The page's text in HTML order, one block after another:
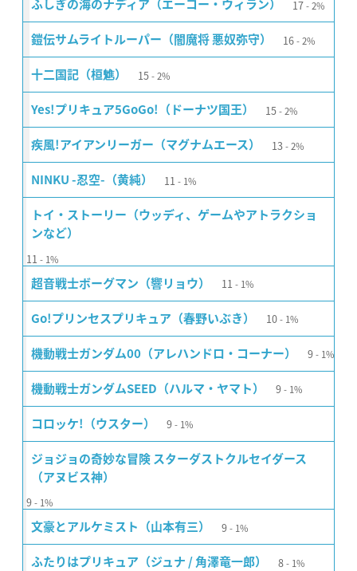
ふしぎの海のナディア（エーコー・ウィラン） 17 2%
鎧伝サムライトルーパー（闇魔将 悪奴弥守） 16 2%
十二国記（桓魋） 15 2%
Yes!プリキュア5GoGo!（ドーナツ国王） 15 2%
疾風!アイアンリーガー（マグナムエース） 13 2%
NINKU -忍空-（黄純） 11 1%
トイ・ストーリー（ウッディ、ゲームやアトラクショ
ンなど）
11 1%
超音戦士ボーグマン（響リョウ） 11 1%
Go!プリンセスプリキュア（春野いぶき） 10 1%
機動戦士ガンダム00（アレハンドロ・コーナー） 9 1%
機動戦士ガンダムSEED（ハルマ・ヤマト） 9 1%
コロッケ!（ウスター） 9 1%
ジョジョの奇妙な冒険 スターダストクルセイダース
（アヌビス神）
9 1%
文豪とアルケミスト（山本有三） 9 1%
ふたりはプリキュア（ジュナ / 角澤竜一郎） 8 1%